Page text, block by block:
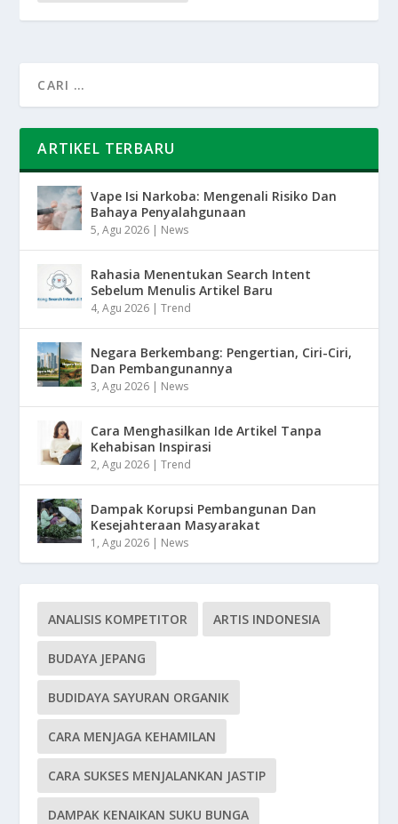
ARTIKEL TERBARU
Vape Isi Narkoba: Mengenali Risiko Dan
Bahaya Penyalahgunaan
5, Agu 2026 | News
Rahasia Menentukan Search Intent
Sebelum Menulis Artikel Baru
4, Agu 2026 |Trend
Negara Berkembang: Pengertian, Ciri-Ciri,
Dan Pembangunannya
3, Agu 2026 | News
Cara Menghasilkan Ide Artikel Tanpa
Kehabisan Inspirasi
2, Agu 2026 |Trend
Dampak Korupsi Pembangunan Dan
Kesejahteraan Masyarakat
1, Agu 2026 | News
ANALISIS KOMPETITOR ARTIS INDONESIA
BUDAYA JEPANG
BUDIDAYA SAYURAN ORGANIK
CARA MENJAGA KEHAMILAN
CARA SUKSES MENJALANKAN JASTIP
DAMPAK KENAIKAN SUKU BUNGA